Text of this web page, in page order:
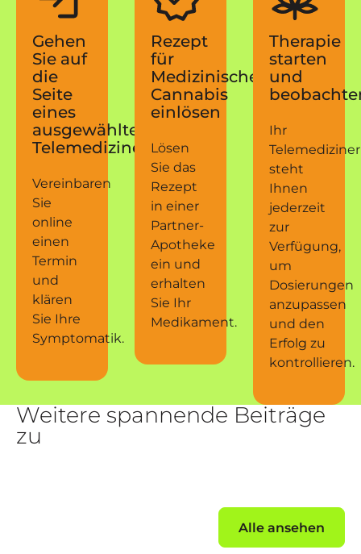
Gehen
Sie auf
die
Seite
eines
ausgewählten
Telemediziners
Vereinbaren
Sie
online
einen
Termin
und
klären
Sie Ihre
Symptomatik.
Rezept
für
Medizinisches
Cannabis
einlösen
Lösen
Sie das
Rezept
in einer
Partner-
Apotheke
ein und
erhalten
Sie Ihr
Medikament.
Therapie
starten
und
Ihr
Telemediziner
steht
Ihnen
jederzeit
zur
Verfügung,
um
Dosierungen
anzupassen
und den
Erfolg zu
kontrollieren.
Weitere spannende Beiträge
zu
Alle
Alle ansehen